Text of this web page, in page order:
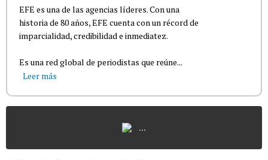
EFE es una de las agencias líderes. Con una
historia de 80 años, EFE cuenta con un récord de
imparcialidad, credibilidad e inmediatez.
Es una red global de periodistas que reúne...
Leer más
...